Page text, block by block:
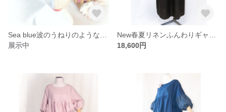
展示中
18,600円